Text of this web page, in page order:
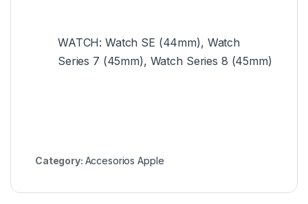
WATCH: Watch SE (44mm), Watch
Series 7 (45mm), Watch Series 8 (45mm)
Category: Accesorios Apple